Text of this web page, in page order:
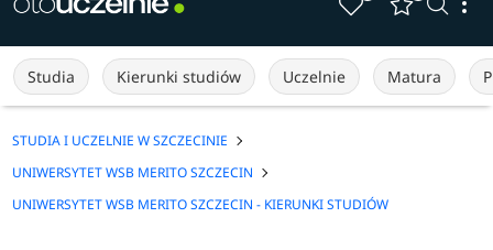
Studia Kierunki studiów Uczelnie Matura
STUDIA I UCZELNIE W SZCZECINIE
UNIWERSYTET WSB MERITO SZCZECIN
UNIWERSYTET WSB MERITO SZCZECIN - KIERUNKI STUDIÓW